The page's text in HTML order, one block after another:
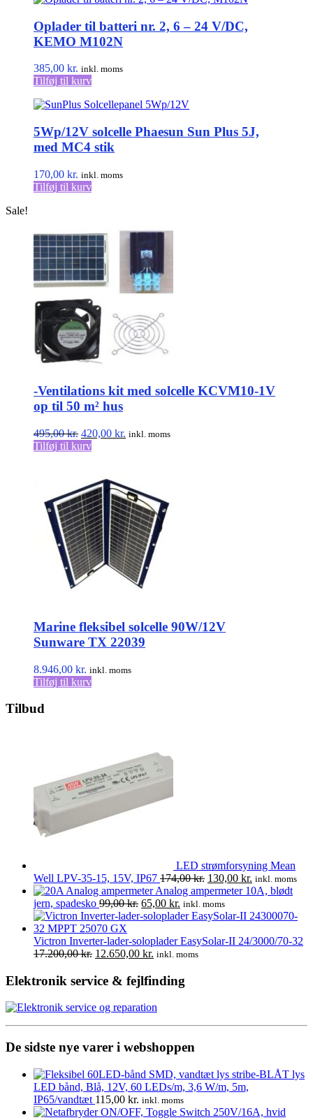
Oplader til batteri nr. 2, 6 – 24 V/DC,
KEMO M102N
385,00 kr. inkl. moms
Tilføj til kurv
5Wp/12V solcelle Phaesun Sun Plus 5J,
med MC4 stik
170,00 kr. inkl. moms
Tilføj til kurv
Sale!
-Ventilations kit med solcelle KCVM10-1V
op til 50 m² hus
495,00kr. Den
oprindelige
495,00 kr..
420,00 kr. Den
420,00 kr..
inkl. moms
Tilføj til kurv
Marine fleksibel solcelle 90W/12V
Sunware TX 22039
8.946,00 kr. inkl. moms
Tilføj til kurv
Tilbud
LED strømforsyning Mean
Well LPV-35-15, 15V, IP67 174,00kr. Den
oprindelige
pris
var:
130,00 kr. Den
aktuelle
er:
inkl. moms
Analog ampermeter 10A, blødt
jern, spadesko 99,00kr. Den
oprindelige
var:
99,00 kr..
65,00 kr. Den
aktuelle
er:
65,00 kr..
inkl. moms
Victron Inverter-lader-soloplader EasySolar-II 24/3000/70-32
17.200,00kr. Den
pris
17.200,00 kr..
12.650,00 kr. Den
pris
12.650,00 kr..
inkl. moms
Elektronik service & fejlfinding
De sidste nye varer i webshoppen
LED bånd, Blå, 12V, 60 LEDs/m, 3,6 W/m, 5m,
IP65/vandtæt 115,00 kr. inkl. moms